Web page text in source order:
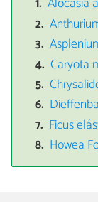
Alocasia
Caryota
Ficus
Howea